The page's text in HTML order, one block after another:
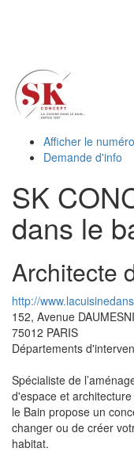
Afficher le numéro
Demande d'info
SK
dans le
Architecte
http://
152, Avenue
75012 PARIS
Départements
Spécialiste de
d'espace et
le Bain propose un
changer ou de créer
habitat.